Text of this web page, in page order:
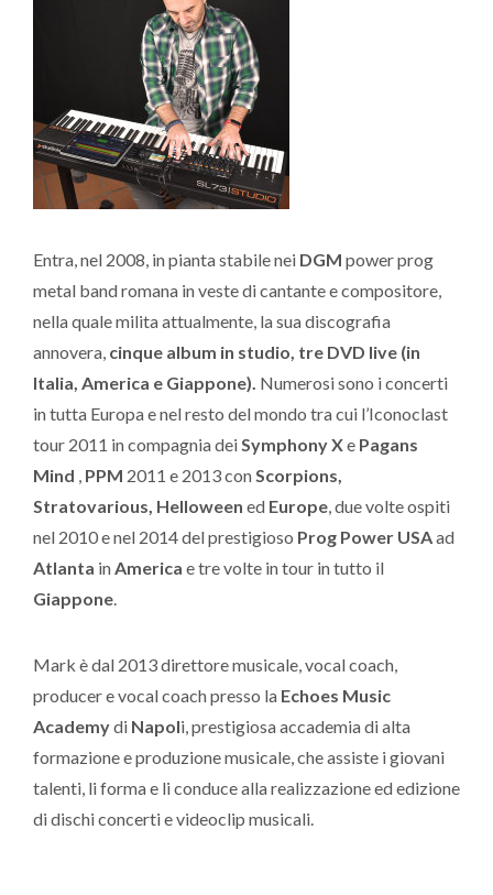
Entra, nel 2008, in pianta stabile nei DGM power prog
metal band romana in veste di cantante e compositore,
nella quale milita attualmente, la sua discografia
annovera, cinque album in studio, tre DVD live (in
Italia, America e Giappone). Numerosi sono i concerti
in tutta Europa e nel resto del mondo tra cui l’Iconoclast
tour 2011 in compagnia dei Symphony Xe Pagans
Mind PPM 2011 e 2013 con Scorpions,
Stratovarious, Helloween ed Europe , due volte ospiti
nel 2010 e nel 2014 del prestigioso Prog Power USAad
Atlanta in America e tre volte in tour in tutto il
Giappone
Mark è dal 2013 direttore musicale, vocal coach,
producer e vocal coach presso la Echoes Music
Academydi Napoli, prestigiosa accademia di alta
formazione e produzione musicale, che assiste i giovani
talenti, li forma e li conduce alla realizzazione ed edizione
di dischi concerti e videoclip musicali.